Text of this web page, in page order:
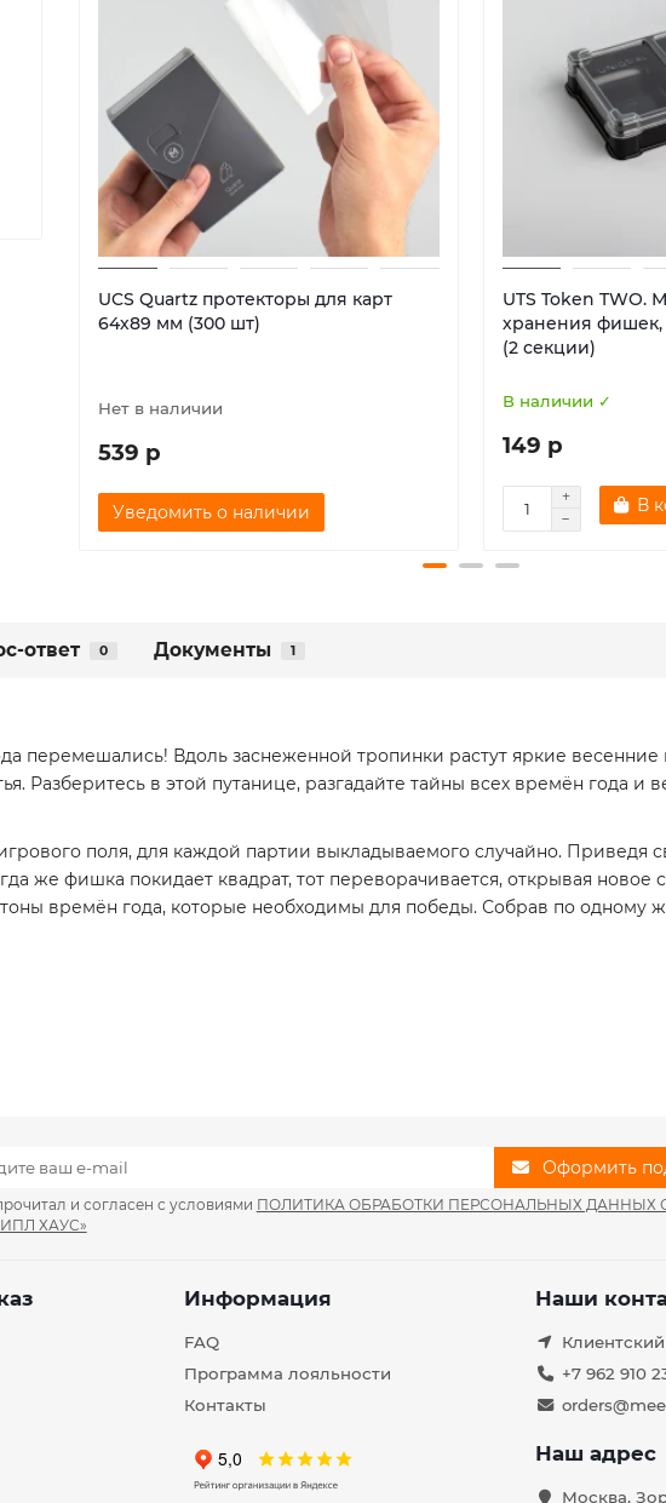
UCS Quartz протекторы для карт
64х89 мм (300 шт)
Нет в наличии
539 р
Уведомить о наличии
UTS Token TWO.
хранения фишек,
(2 секции)
В наличии ✓
149 р
В
ответ 0 Документы 1
перемешались! Вдоль заснеженной тропинки растут яркие весенние
Разберитесь в этой путанице, разгадайте тайны всех времён года и
поля, для каждой партии выкладываемого случайно. Приведя
же фишка покидает квадрат, тот переворачивается, открывая
времён года, которые необходимы для победы. Собрав по одному
Оформить
и согласен с условиями ПОЛИТИКА ОБРАБОТКИ ПЕРСОНАЛЬНЫХ ДАННЫХ
ХАУС»
Информация
FAQ
Программа лояльности
Контакты
Наши
+7 962 910
Наш адрес
Москва,